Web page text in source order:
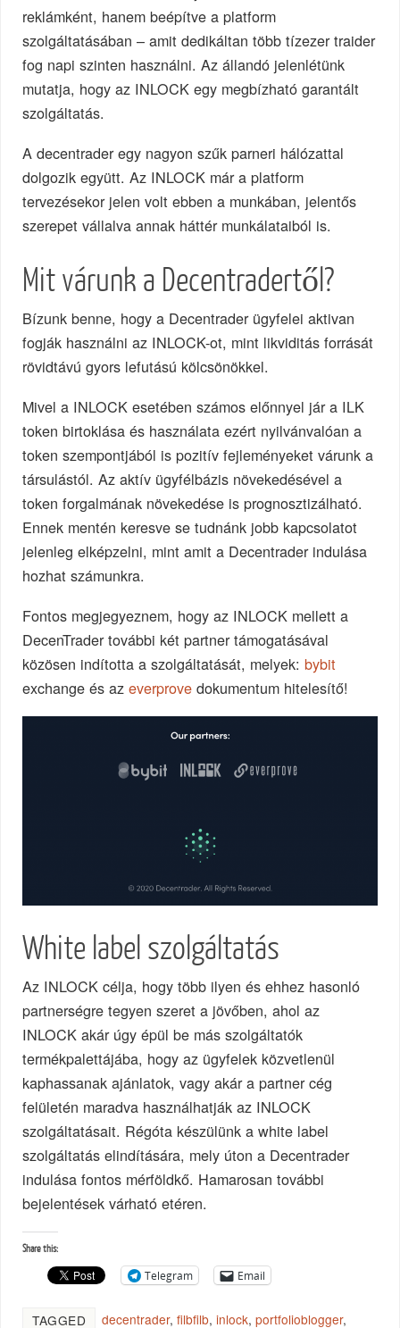
reklámként, hanem beépítve a platform
szolgáltatásában – amit dedikáltan több tízezer traider
fog napi szinten használni. Az állandó jelenlétünk
mutatja, hogy az INLOCK egy megbízható garantált
szolgáltatás.
A decentrader egy nagyon szűk parneri hálózattal
dolgozik együtt. Az INLOCK már a platform
tervezésekor jelen volt ebben a munkában, jelentős
szerepet vállalva annak háttér munkálataiból is.
Mit várunk a Decentradertől?
Bízunk benne, hogy a Decentrader ügyfelei aktivan
fogják használni az INLOCK-ot, mint likviditás forrását
rövidtávú gyors lefutású kölcsönökkel.
Mivel a INLOCK esetében számos előnnyel jár a ILK
token birtoklása és használata ezért nyilvánvalóan a
token szempontjából is pozitív fejleményeket várunk a
társulástól. Az aktív ügyfélbázis növekedésével a
token forgalmának növekedése is prognosztizálható.
Ennek mentén keresve se tudnánk jobb kapcsolatot
jelenleg elképzelni, mint amit a Decentrader indulása
hozhat számunkra.
Fontos megjegyeznem, hogy az INLOCK mellett a
DecenTrader további két partner támogatásával
közösen indította a szolgáltatását, melyek:bybit
exchange és azeverprove dokumentum hitelesítő!
White label szolgáltatás
Az INLOCK célja, hogy több ilyen és ehhez hasonló
partnerségre tegyen szeret a jövőben, ahol az
INLOCK akár úgy épül be más szolgáltatók
termékpalettájába, hogy az ügyfelek közvetlenül
kaphassanak ajánlatok, vagy akár a partner cég
felületén maradva használhatják az INLOCK
szolgáltatásait. Régóta készülünk a white label
szolgáltatás elindítására, mely úton a Decentrader
indulása fontos mérföldkő. Hamarosan további
bejelentések várható etéren.
Share this:
Telegram Email
TAGGED decentrader,filbfilb,inlock,portfolioblogger,